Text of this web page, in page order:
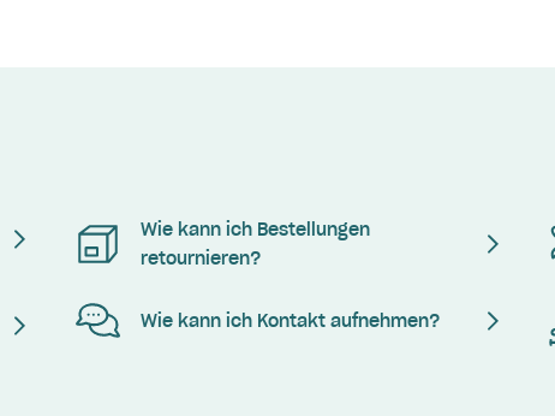
Wie kann ich Bestellungen
retournieren?
Wie kann ich Kontakt aufnehmen?